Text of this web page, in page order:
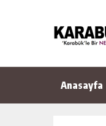
Anasayfa